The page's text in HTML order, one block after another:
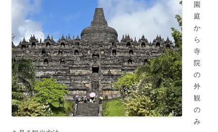
園
庭
か
ら
寺
院
の
外
観
の
み